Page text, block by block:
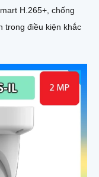
H.265+, chống
trong điều kiện khắc